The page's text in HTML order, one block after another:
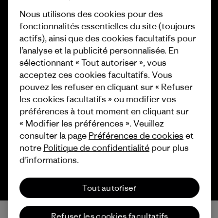
Cartes cadeaux
Nos magasins
Patagonia France Plan du site
© 2026 Patagonia, Inc. All Rights Reserved.
français
Nous utilisons des cookies pour des
fonctionnalités essentielles du site (toujours
actifs), ainsi que des cookies facultatifs pour
l’analyse et la publicité personnalisée. En
sélectionnant « Tout autoriser », vous
acceptez ces cookies facultatifs. Vous
pouvez les refuser en cliquant sur « Refuser
les cookies facultatifs » ou modifier vos
préférences à tout moment en cliquant sur
« Modifier les préférences ». Veuillez
consulter la page Préférences de cookies et
notre Politique de confidentialité pour plus
d’informations.
Tout autoriser